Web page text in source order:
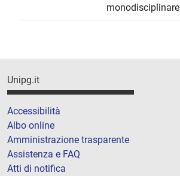
monodisciplinare
Unipg.it
Accessibilità
Albo online
Amministrazione trasparente
Assistenza e FAQ
Atti di notifica